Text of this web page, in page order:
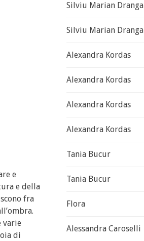
e
e della
fra
varie
di
Silviu Marian Dranga
Silviu Marian Dranga
Alexandra Kordas
Alexandra Kordas
Alexandra Kordas
Alexandra Kordas
Tania Bucur
Tania Bucur
Flora
Alessandra Caroselli